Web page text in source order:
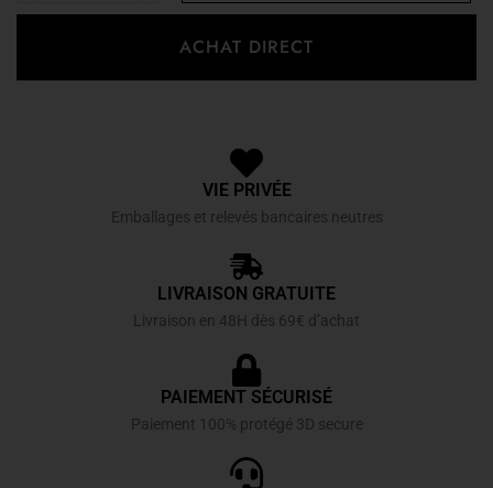
ACHAT DIRECT
VIE PRIVÉE
Emballages et relevés bancaires neutres
LIVRAISON GRATUITE
Livraison en 48H dès 69€ d’achat
PAIEMENT SÉCURISÉ
Paiement 100% protégé 3D secure